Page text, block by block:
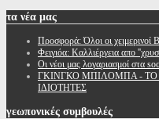
τα νέα μας
Προσφορά: Όλοι οι χειμερινοί
Φειγιόα: Καλλιέργεια απο
Oι νέοι μας λογαριασμοί στα
ΓΚΙΝΓΚΟ ΜΠΙΛΟΜΠΑ - ΤΟ
ΙΔΙΟΤΗΤΕΣ
γεωπονικές συμβουλές